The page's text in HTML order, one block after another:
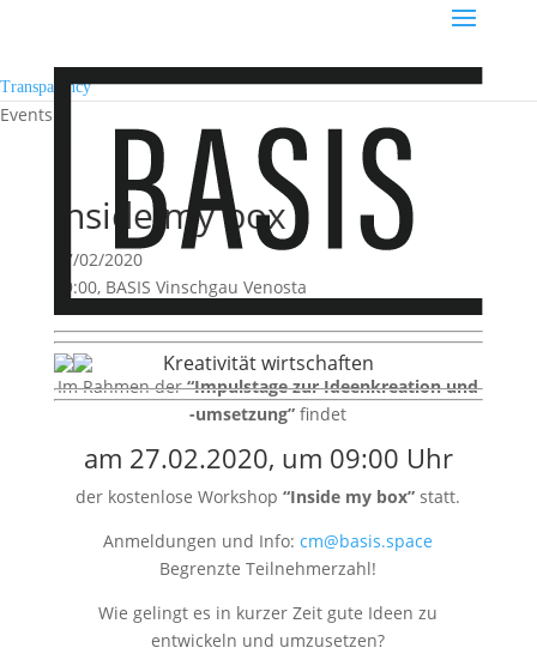
Transparency
Events
Inside my box
27/02/2020
09:00, BASIS Vinschgau Venosta
Kreativität wirtschaften
Im Rahmen der“Impulstage zur Ideenkreation und
-umsetzung” findet
am 27.02.2020, um 09:00 Uhr
der kostenlose Workshop“Inside my box” statt.
Anmeldungen und Info:cm@basis.space
Begrenzte Teilnehmerzahl!
Wie gelingt es in kurzer Zeit gute Ideen zu
entwickeln und umzusetzen?